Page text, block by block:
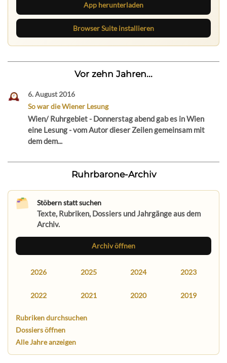
App herunterladen
Browser Suite installieren
Vor zehn Jahren...
6. August 2016
So war die Wiener Lesung
Wien/ Ruhrgebiet - Donnerstag abend gab es in Wien
eine Lesung - vom Autor dieser Zeilen gemeinsam mit
dem dem...
Ruhrbarone-Archiv
Stöbern statt suchen
Texte, Rubriken, Dossiers und Jahrgänge aus dem
Archiv.
Archiv öffnen
2026 2025 2024 2023
2022 2021 2020 2019
Rubriken durchsuchen
Dossiers öffnen
Alle Jahre anzeigen